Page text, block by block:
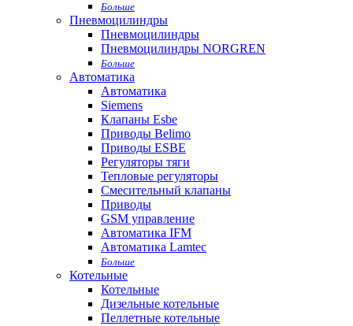
Больше
Пневмоцилиндры
Пневмоцилиндры
Пневмоцилиндры NORGREN
Больше
Автоматика
Автоматика
Siemens
Клапаны Esbe
Приводы Belimo
Приводы ESBE
Регуляторы тяги
Тепловые регуляторы
Cмесительный клапаны
Приводы
GSM управление
Автоматика IFM
Автоматика Lamtec
Больше
Котельные
Котельные
Дизельные котельные
Пеллетные котельные